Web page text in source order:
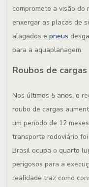
compromete a visão do
enxergar as placas de
alagados e pneus
para a aquaplanagem.
Roubos de cargas
Nos últimos 5 anos, o
roubo de cargas
um período de 12
transporte rodoviário
Brasil ocupa o quarto
perigosos para a
realidade traz como